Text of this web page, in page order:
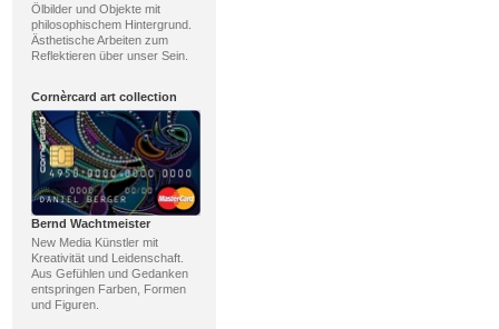
Ölbilder und Objekte mit
philosophischem Hintergrund.
Ästhetische Arbeiten zum
Reflektieren über unser Sein.
Cornèrcard art collection
Bernd Wachtmeister
New Media Künstler mit
Kreativität und Leidenschaft.
Aus Gefühlen und Gedanken
entspringen Farben, Formen
und Figuren.